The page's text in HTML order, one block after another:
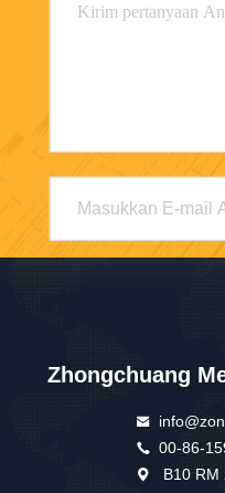
Zhongchuang
00-86-
B10 RM